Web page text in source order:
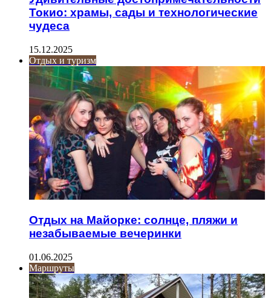
Токио: храмы, сады и технологические
чудеса
15.12.2025
Отдых и туризм
Отдых на Майорке: солнце, пляжи и
незабываемые вечеринки
01.06.2025
Маршруты